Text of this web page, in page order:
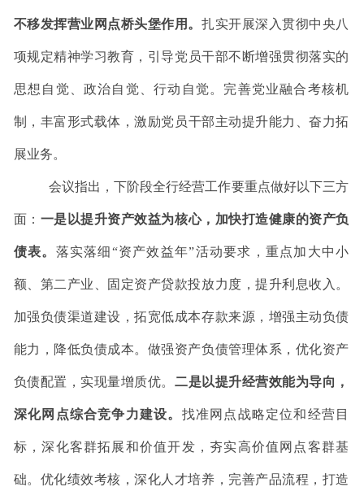
不移发挥营业网点桥头堡作用。扎实开展深入贯彻中央八
项规定精神学习教育， 引导党员干部不断增强贯彻落实的
思想自觉、政治自觉、行动自觉。 完善党业融合考核机
制，丰富形式载体，激励党员干部主动提升能力、奋力拓
展业务。
会议指出， 下阶段全行经营工作要重点做好以下三方
面： 一是以提升资产效益为核心，加快打造健康的资产负
债表。 落实落细“资产效益年”活动要求，重点加大中小
额、第二产业、固定资产贷款投放力度，提升利息收入。
加强负债渠道建设，拓宽低成本存款来源，增强主动负债
能力，降低负债成本。做强资产负债管理体系，优化资产
负债配置，实现量增质优。 二是以提升经营效能为导向，
深化网点综合竞争力建设。 找准网点战略定位和经营目
标，深化客群拓展和价值开发， 夯实高价值网点客群基
础。优化绩效考核，深化人才培养，完善产品流程，打造